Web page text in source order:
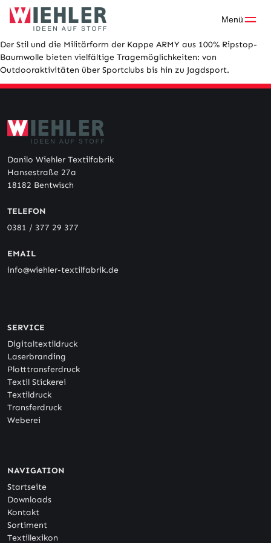
Skip
Menü
Der Stil und die Militärform der Kappe ARMY aus 100% Ripstop-
Baumwolle bieten vielfältige Tragemöglichkeiten: von
Outdooraktivitäten über Sportclubs bis hin zu Jagdsport.
Danilo Wiehler Textilfabrik
Hansestraße 27a
18182 Bentwisch
TELEFON
0381 / 377 29 377
EMAIL
info@wiehler-textilfabrik.de
SERVICE
Digitaltextildruck
Laserbranding
Plotttransferdruck
Textil Stickerei
Textildruck
Transferdruck
Weberei
NAVIGATION
Startseite
Downloads
Kontakt
Sortiment
Textillexikon